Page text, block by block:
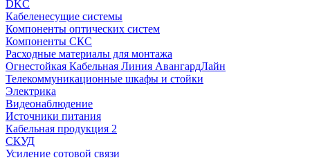
DKC
Кабеленесущие системы
Компоненты оптических систем
Компоненты СКС
Расходные материалы для монтажа
Огнестойкая Кабельная Линия АвангардЛайн
Телекоммуникационные шкафы и стойки
Электрика
Видеонаблюдение
Источники питания
Кабельная продукция 2
СКУД
Усиление сотовой связи